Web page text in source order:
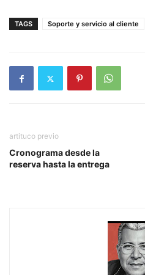
TAGS Soporte y servicio al cliente
artituco previo
Cronograma desde la
reserva hasta la entrega